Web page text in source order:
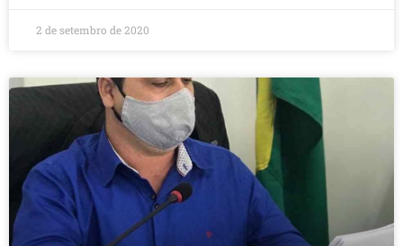
2 de setembro de 2020